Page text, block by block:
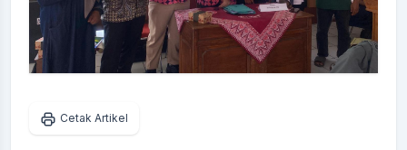
Cetak Artikel